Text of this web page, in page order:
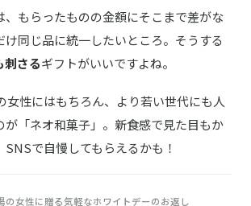
、もらったものの金額にそこまで差がな
け同じ品に統一したいところ。そうする
刺さるギフトがいいですよね。
女性にはもちろん、より若い世代にも人
が「ネオ和菓子」。新食感で見た目もか
で自慢してもらえるかも！
の女性に贈る気軽なホワイトデーのお返し